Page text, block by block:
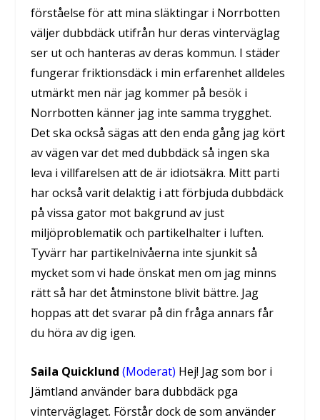
förståelse för att mina släktingar i Norrbotten
väljer dubbdäck utifrån hur deras vinterväglag
ser ut och hanteras av deras kommun. I städer
fungerar friktionsdäck i min erfarenhet alldeles
utmärkt men när jag kommer på besök i
Norrbotten känner jag inte samma trygghet.
Det ska också sägas att den enda gång jag kört
av vägen var det med dubbdäck så ingen ska
leva i villfarelsen att de är idiotsäkra. Mitt parti
har också varit delaktig i att förbjuda dubbdäck
på vissa gator mot bakgrund av just
miljöproblematik och partikelhalter i luften.
Tyvärr har partikelnivåerna inte sjunkit så
mycket som vi hade önskat men om jag minns
rätt så har det åtminstone blivit bättre. Jag
hoppas att det svarar på din fråga annars får
du höra av dig igen.
Saila Quicklund (Moderat) Hej! Jag som bor i
Jämtland använder bara dubbdäck pga
vinterväglaget. Förstår dock de som använder